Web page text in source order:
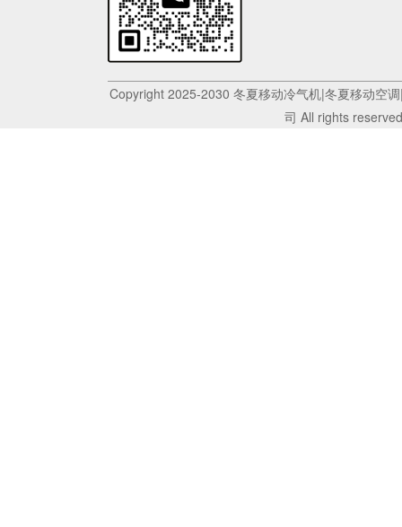
Copyright 2025-2030 冬夏移动冷气机|冬夏移动空
司 All rights